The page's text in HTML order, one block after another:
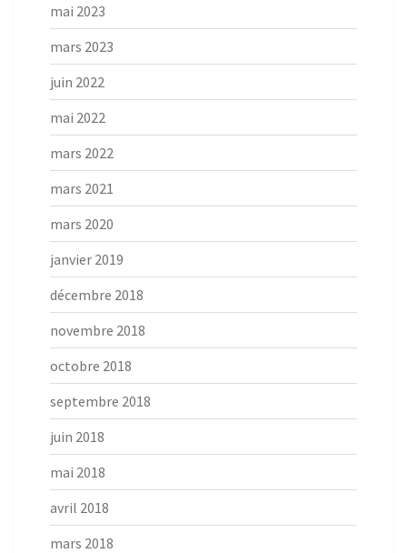
mai 2023
mars 2023
juin 2022
mai 2022
mars 2022
mars 2021
mars 2020
janvier 2019
décembre 2018
novembre 2018
octobre 2018
septembre 2018
juin 2018
mai 2018
avril 2018
mars 2018